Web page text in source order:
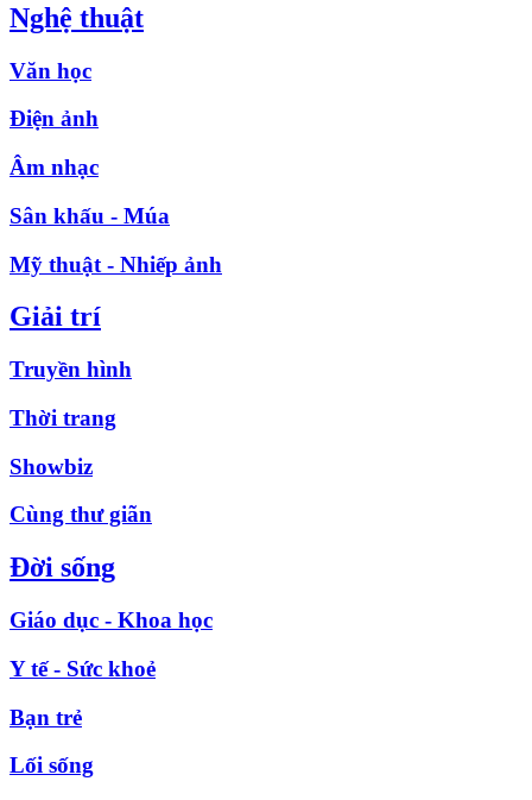
Nghệ thuật
Văn học
Điện ảnh
Âm nhạc
Sân khấu - Múa
Mỹ thuật - Nhiếp ảnh
Giải trí
Truyền hình
Thời trang
Showbiz
Cùng thư giãn
Đời sống
Giáo dục - Khoa học
Y tế - Sức khoẻ
Bạn trẻ
Lối sống